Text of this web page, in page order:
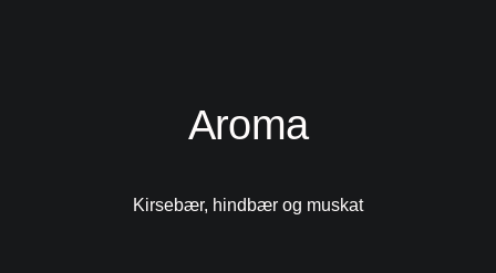
Aroma
Kirsebær, hindbær og muskat